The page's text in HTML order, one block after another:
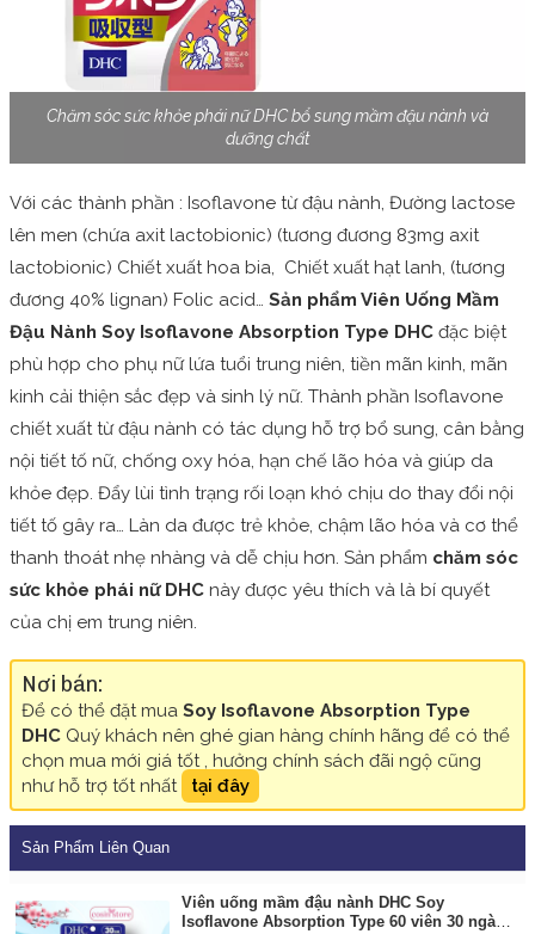
Chăm sóc sức khỏe phái nữ DHC bổ sung mầm đậu nành và
dưỡng chất
Với các thành phần : Isoflavone từ đậu nành, Đường lactose
lên men (chứa axit lactobionic) (tương đương 83mg axit
lactobionic) Chiết xuất hoa bia, Chiết xuất hạt lanh, (tương
đương 40% lignan) Folic acid… Sản phẩm Viên Uống Mầm
Đậu Nành Soy Isoflavone Absorption Type DHC đặc biệt
phù hợp cho phụ nữ lứa tuổi trung niên, tiền mãn kinh, mãn
kinh cải thiện sắc đẹp và sinh lý nữ. Thành phần Isoflavone
chiết xuất từ đậu nành có tác dụng hỗ trợ bổ sung, cân bằng
nội tiết tố nữ, chống oxy hóa, hạn chế lão hóa và giúp da
khỏe đẹp. Đẩy lùi tình trạng rối loạn khó chịu do thay đổi nội
tiết tố gây ra… Làn da được trẻ khỏe, chậm lão hóa và cơ thể
thanh thoát nhẹ nhàng và dễ chịu hơn. Sản phẩm chăm sóc
sức khỏe phái nữ DHC này được yêu thích và là bí quyết
của chị em trung niên.
Nơi bán:
Để có thể đặt mua Soy Isoflavone Absorption Type
DHC Quý khách nên ghé gian hàng chính hãng để có thể
chọn mua mới giá tốt , hưởng chính sách đãi ngộ cũng
như hỗ trợ tốt nhất
tại đây
Sản Phẩm Liên Quan
Viên uống mầm đậu nành DHC Soy
Isoflavone Absorption Type 60 viên 30 ngày